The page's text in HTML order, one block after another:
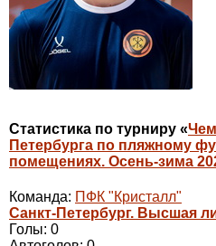
Статистика по турниру «
Петербурга по пляжному
помещениях. Осень-зима
Команда: ПФК "Кристалл"
Санкт-Петербург. Высшая
Голы: 0